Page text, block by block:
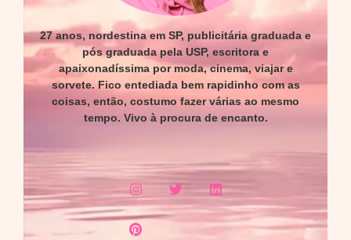
27 anos, nordestina em SP, publicitária graduada e
pós graduada pela USP, escritora e
apaixonadíssima por moda, cinema, viajar e
sorvete. Fico entediada bem rapidinho com as
coisas, então, costumo fazer várias ao mesmo
tempo. Vivo à procura de encanto.